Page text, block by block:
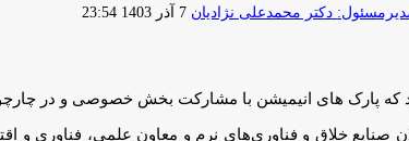
دکتر محمدعلی نژادیان ارسال
7 آذر 1403 23:54
که پارک های انیمیشن با مشارکت بخش خصوصی و در
صنایع خلاق و فناوری‌های نرم و معاون علمی، فناوری